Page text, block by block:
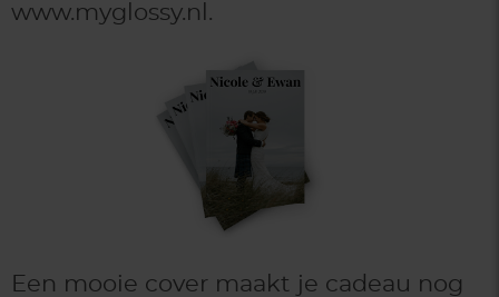
www.myglossy.nl.
Een mooie cover maakt je cadeau nog